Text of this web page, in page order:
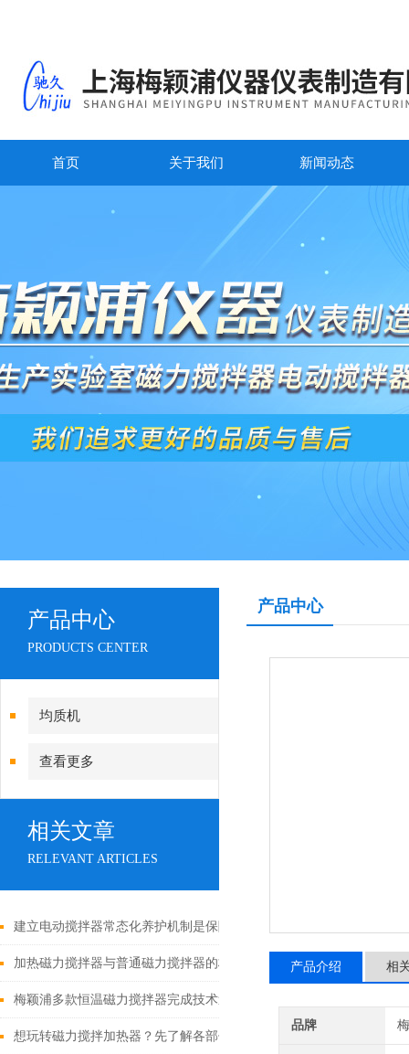
首页 关于我们 新闻动态
产品中心
PRODUCTS CENTER
均质机
查看更多
相关文章
RELEVANT ARTICLES
建立电动搅拌器常态化养护机制是保障实验与生产工作有序推进的关键
加热磁力搅拌器与普通磁力搅拌器的核心差异及应用优势
梅颖浦多款恒温磁力搅拌器完成技术迭代 数字化操控全面升级
想玩转磁力搅拌加热器？先了解各部件功能特点再说！
产品中心
产品介绍 相
品牌